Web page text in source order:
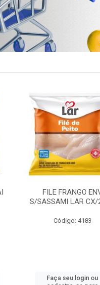
FILE FRANGO
S/SASSAMI LAR CX/
Código: 4183
Faça seu login ou